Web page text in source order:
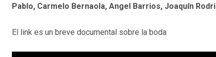
Pablo, Carmelo Bernaola, Angel Barrios, Joaquín
El link es un breve documental sobre la boda